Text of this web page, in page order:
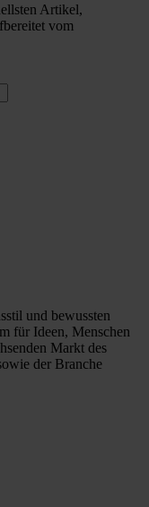
Artikel,
vom
und bewussten
für Ideen, Menschen
Markt des
der Branche